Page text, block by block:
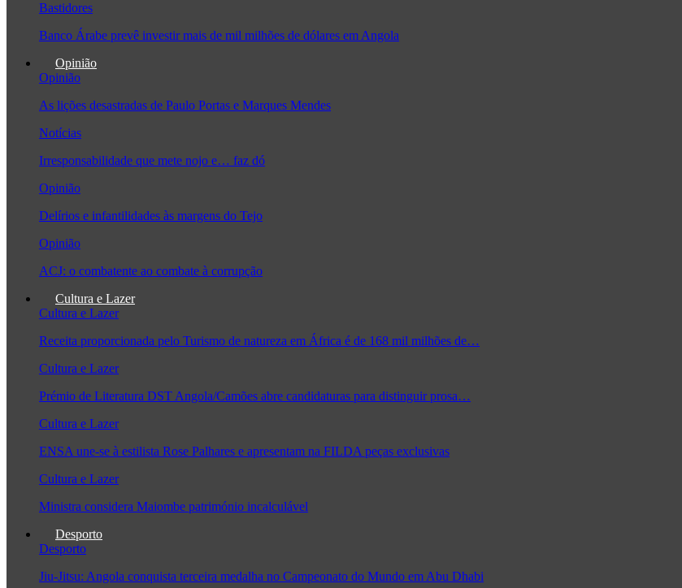
Bastidores
Banco Árabe prevê investir mais de mil milhões de dólares em Angola
Opinião
Opinião
As lições desastradas de Paulo Portas e Marques Mendes
Notícias
Irresponsabilidade que mete nojo e… faz dó
Opinião
Delírios e infantilidades às margens do Tejo
Opinião
ACJ: o combatente ao combate à corrupção
Cultura e Lazer
Cultura e Lazer
Receita proporcionada pelo Turismo de natureza em África é de 168 mil milhões de…
Cultura e Lazer
Prémio de Literatura DST Angola/Camões abre candidaturas para distinguir prosa…
Cultura e Lazer
ENSA une-se à estilista Rose Palhares e apresentam na FILDA peças exclusivas
Cultura e Lazer
Ministra considera Maiombe património incalculável
Desporto
Desporto
Jiu-Jitsu: Angola conquista terceira medalha no Campeonato do Mundo em Abu Dhabi